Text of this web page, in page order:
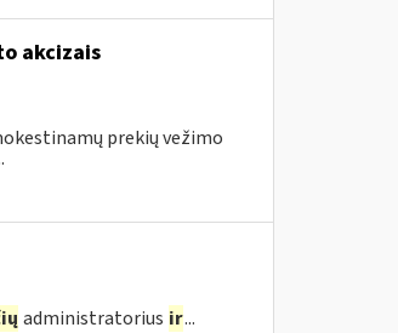
akcizais
prekių vežimo
administratorius ir...